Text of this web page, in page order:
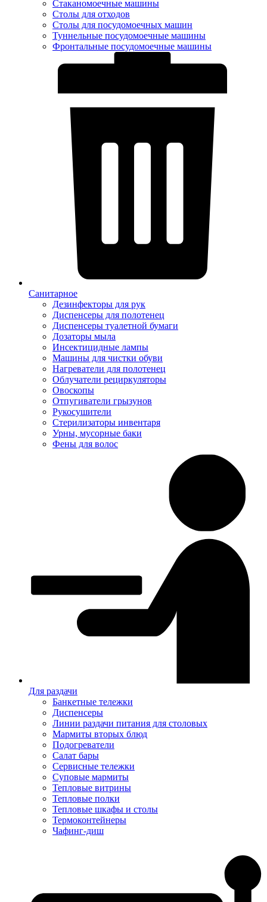
Стаканомоечные машины
Столы для отходов
Столы для посудомоечных машин
Туннельные посудомоечные машины
Фронтальные посудомоечные машины
Санитарное
Дезинфекторы для рук
Диспенсеры для полотенец
Диспенсеры туалетной бумаги
Дозаторы мыла
Инсектицидные лампы
Машины для чистки обуви
Нагреватели для полотенец
Облучатели рециркуляторы
Овоскопы
Отпугиватели грызунов
Рукосушители
Стерилизаторы инвентаря
Урны, мусорные баки
Фены для волос
Для раздачи
Банкетные тележки
Диспенсеры
Линии раздачи питания для столовых
Мармиты вторых блюд
Подогреватели
Салат бары
Сервисные тележки
Суповые мармиты
Тепловые витрины
Тепловые полки
Тепловые шкафы и столы
Термоконтейнеры
Чафинг-диш